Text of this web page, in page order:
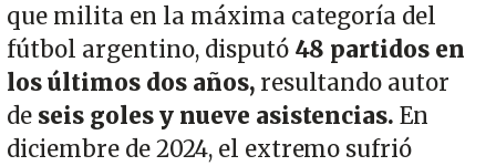
que milita en la máxima categoría del
fútbol argentino, disputó 48 partidos en
los últimos dos años, resultando autor
de seis goles y nueve asistencias.En
diciembre de 2024, el extremo sufrió